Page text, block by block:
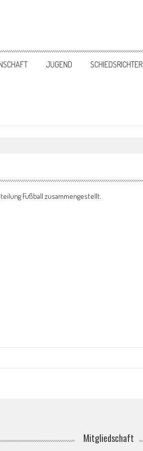
Fußball
JUGEND SCHIEDSRICHTER
Fußball zusammengestellt.
Mitgliedschaft